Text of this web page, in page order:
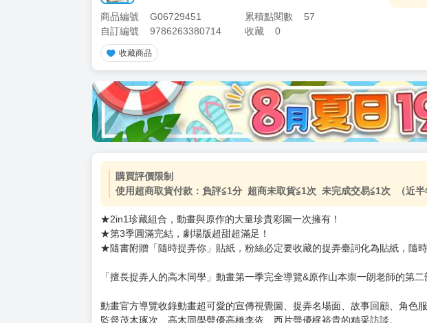
商品編號 G06729451 累積點閱數
57
自訂編號
9786263380714 收藏 0
收藏商品
加價購 ( 共
(加購品) 買動漫★《$15元-加固紙箱包裝》
-
+
購買評價限制